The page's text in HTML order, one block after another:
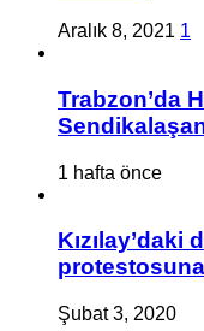
Aralık 8, 2021 1
Trabzon’da
1 hafta önce
Şubat 3, 2020